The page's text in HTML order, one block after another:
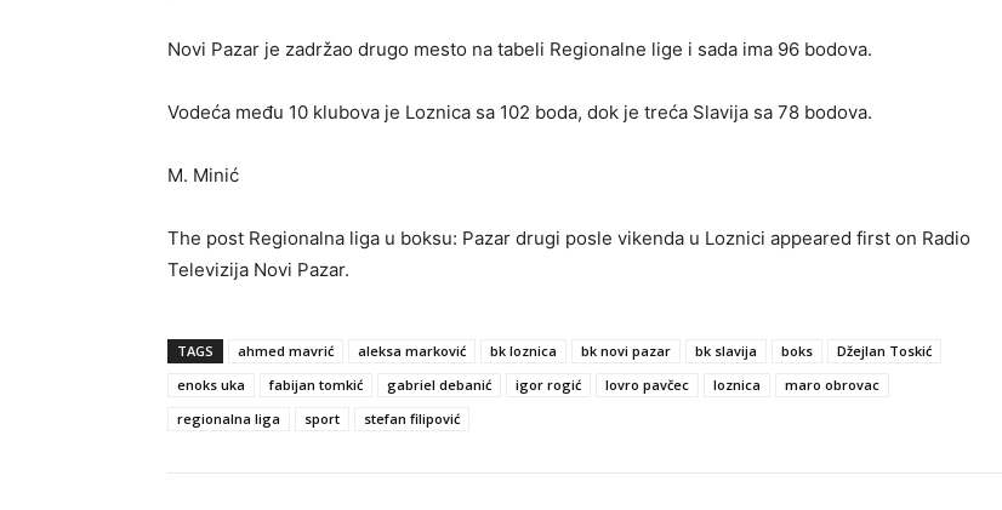
Novi Pazar je zadržao drugo mesto na tabeli Regionalne lige i sada ima 96 bodova.
Vodeća među 10 klubova je Loznica sa 102 boda, dok je treća Slavija sa 78 bodova.
M. Minić
The post Regionalna liga u boksu: Pazar drugi posle vikenda u Loznici appeared first on Radio
Televizija Novi Pazar.
TAGS ahmed mavrić aleksa marković bk loznica bk novi pazar bk slavija boks
Džejlan Toskić
enoks uka
fabijan tomkić gabriel debanić igor rogić lovro pavčec loznica
maro obrovac
regionalna liga
sport stefan filipović